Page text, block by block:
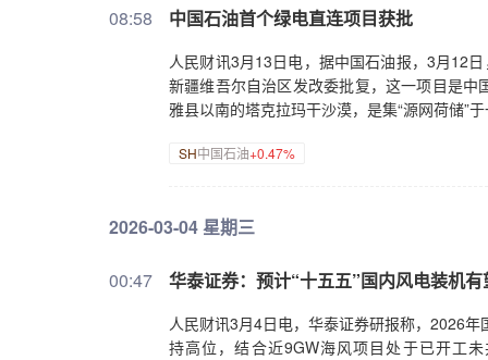
08:58 中国石油首个绿电直连项目获批
人民财讯3月13日电，据中国石油报，3月12
新疆维吾尔自治区发改委批复，这一项目是
雅县以南的塔克拉玛干沙漠，是集“源网荷储”
SH中国石油+0.47%
2026-03-04 星期三
00:47 华泰证券：预计“十五五”国内风电装机
人民财讯3月4日电，华泰证券研报称，2026
持高位，结合近9GW海风项目处于已开工